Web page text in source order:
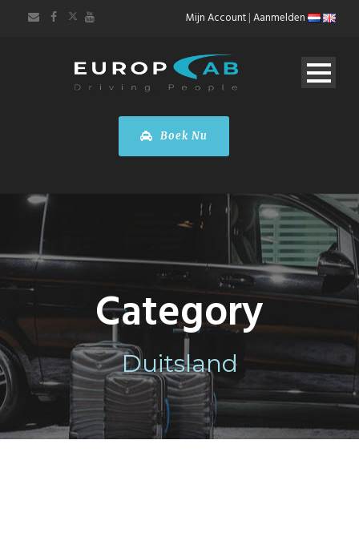
Mijn Account|Aanmelden
Boek Nu
Category
Duitsland